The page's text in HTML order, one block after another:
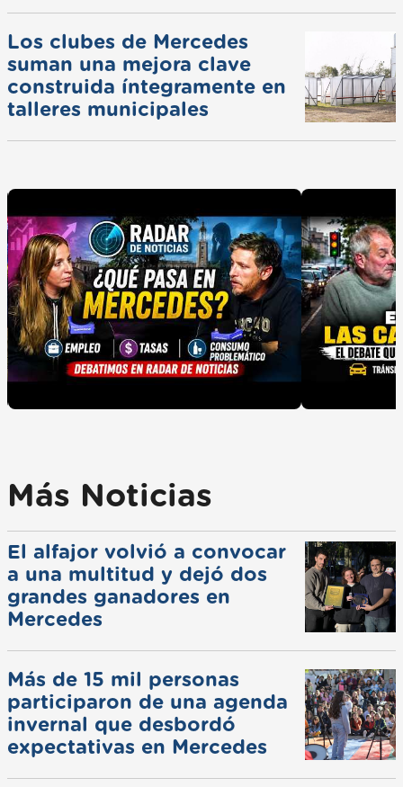
Los clubes de Mercedes
suman una mejora clave
construida íntegramente en
talleres municipales
Más Noticias
El alfajor volvió a convocar
a una multitud y dejó dos
grandes ganadores en
Mercedes
Más de 15 mil personas
participaron de una agenda
invernal que desbordó
expectativas en Mercedes